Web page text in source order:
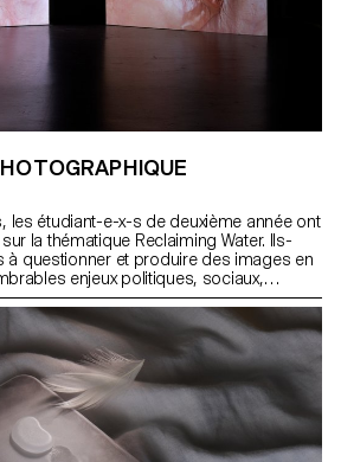
les étudiant-e-x-s de deuxième année ont
la thématique Reclaiming Water. Ils-
à questionner et produire des images en
enjeux politiques, sociaux,
environnementaux liés à l'eau. A qui
elle? Est-ce un bien commun ou une
Comment adresser visuellement